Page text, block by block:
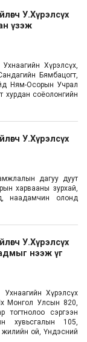
У.Хүрэлсүх
үзэж
Ухнаагийн Хүрэлсүх,
Бямбацогт,
Ням-Осорын Учрал
хурдан соёолонгийн
У.Хүрэлсүх
дагуу дуут
харвааны зурхай,
наадамчин олонд
У.Хүрэлсүх
нээж үг
Ухнаагийн Хүрэлсүх
Монгол Улсын 820,
тогтнолоо сэргээн
хувьсгалын 105,
ой, Үндэсний